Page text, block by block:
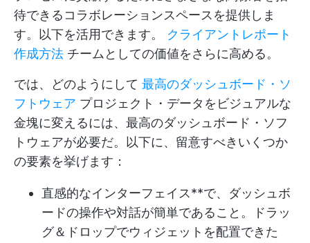
待できるコラボレーションスペースを提供しま
す。以下を活用できます。 クライアントレポート
作成方法 チームとしての価値をさらに高める。
では、どのようにして 最高のダッシュボード・ソ
フトウェア プロジェクト・データをビジュアルな
金塊に変えるには、最高のダッシュボード・ソフ
トウェアが必要だ。以下に、留意すべきいくつか
の要素を挙げます：
直感的なインターフェイス**で、ダッシュボ
ードの操作や対話が簡単であること。ドラッ
グ＆ドロップでウィジェットを配置できた